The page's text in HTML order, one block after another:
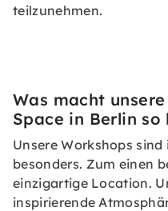
teilzunehmen.
Was macht
Space in Berlin so
Unsere Workshops
besonders. Zum einen
einzigartige Location.
inspirierende